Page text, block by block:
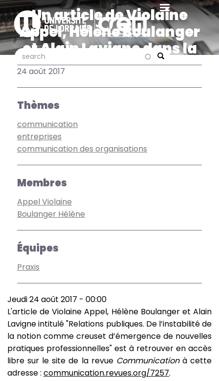
Aller
au
contenu
principal
Search
search search
Un article de Violaine
Appel, Hélène Boulanger
et Alain Lavigne dans la
dernière livraison de la
revue "Communication"
24 août 2017
Thèmes
communication
entreprises
communication des organisations
Membres
Appel Violaine
Boulanger Hélène
Équipes
Praxis
Jeudi 24 août 2017 - 00:00
L'article de Violaine Appel, Hélène Boulanger et Alain
Lavigne intitulé "Relations publiques. De l’instabilité de
la notion comme creuset d’émergence de nouvelles
pratiques professionnelles" est à retrouver en accès
libre sur le site de la revue Communicationà cette
adresse : communication.revues.org/7257.